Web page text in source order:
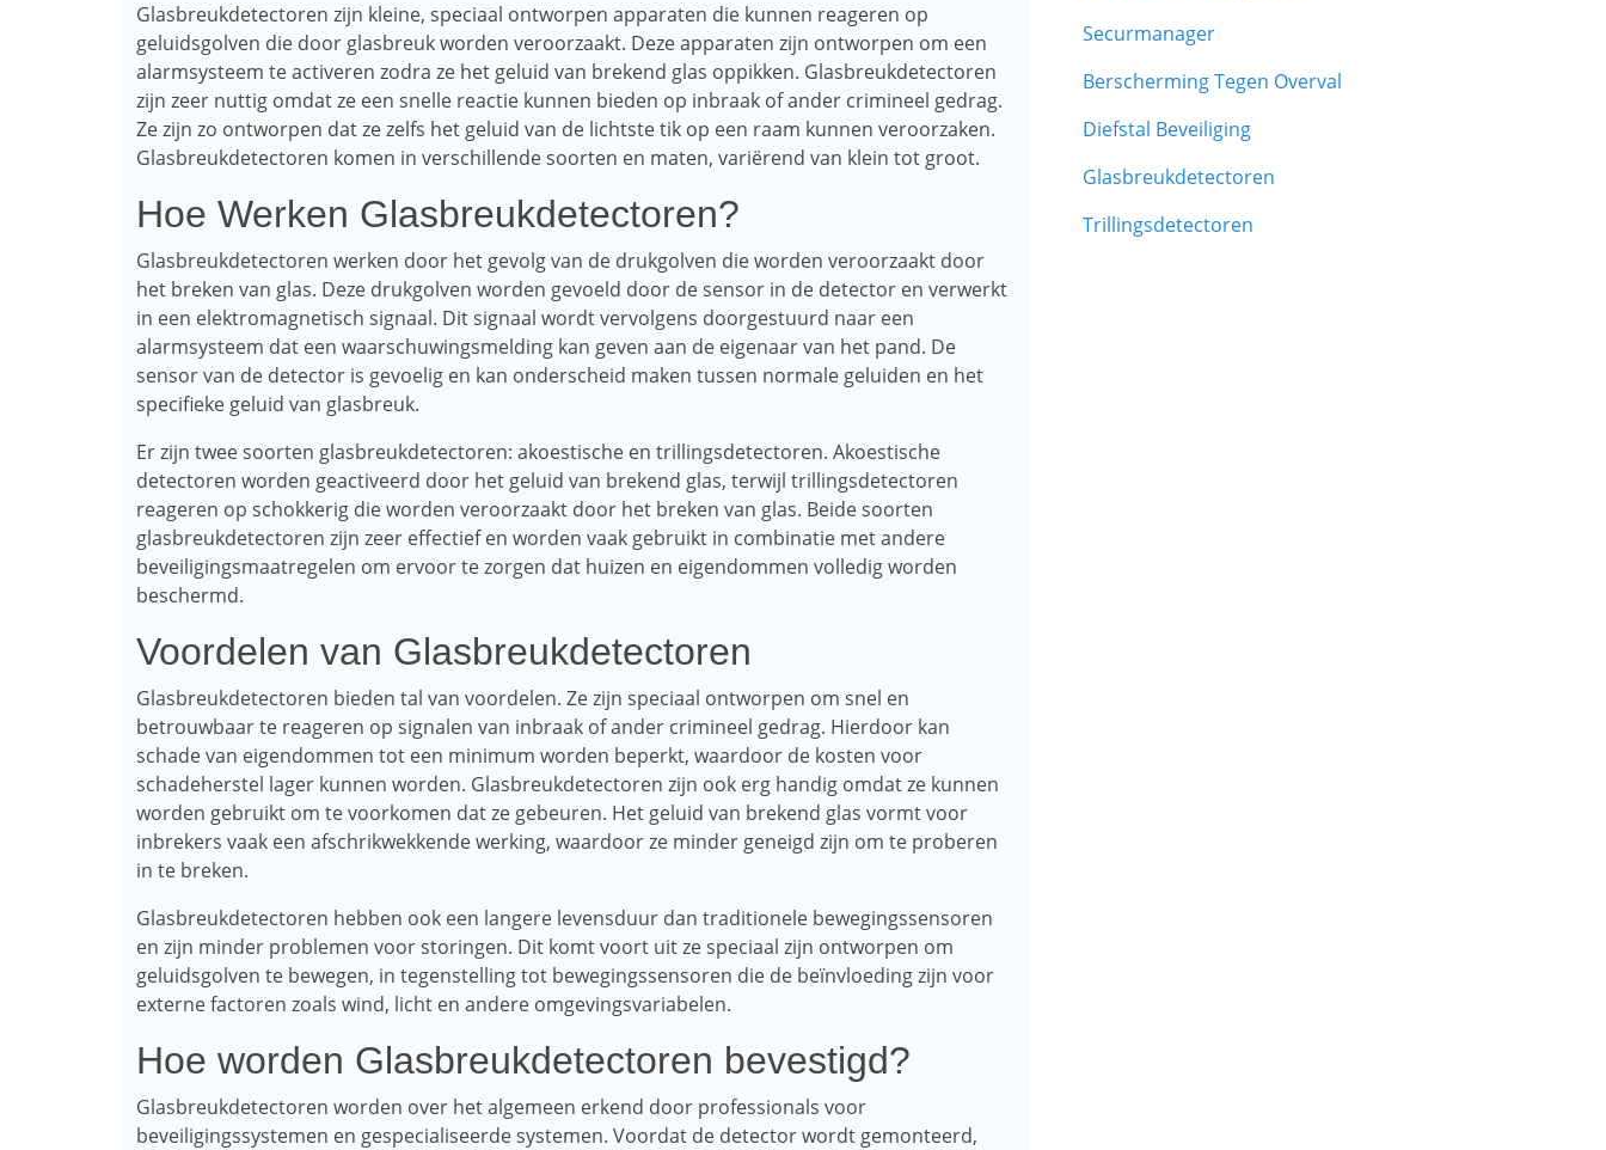
Glasbreukdetectoren zijn kleine, speciaal ontworpen apparaten die kunnen reageren op
geluidsgolven die door glasbreuk worden veroorzaakt. Deze apparaten zijn ontworpen om een ​​
alarmsysteem te activeren zodra ze het geluid van brekend glas oppikken. Glasbreukdetectoren
zijn zeer nuttig omdat ze een snelle reactie kunnen bieden op inbraak of ander crimineel gedrag.
Ze zijn zo ontworpen dat ze zelfs het geluid van de lichtste tik op een raam kunnen veroorzaken.
Glasbreukdetectoren komen in verschillende soorten en maten, variërend van klein tot groot.
Hoe Werken Glasbreukdetectoren?
Glasbreukdetectoren werken door het gevolg van de drukgolven die worden veroorzaakt door
het breken van glas. Deze drukgolven worden gevoeld door de sensor in de detector en verwerkt
in een elektromagnetisch signaal. Dit signaal wordt vervolgens doorgestuurd naar een
alarmsysteem dat een waarschuwingsmelding kan geven aan de eigenaar van het pand. De
sensor van de detector is gevoelig en kan onderscheid maken tussen normale geluiden en het
specifieke geluid van glasbreuk.
Er zijn twee soorten glasbreukdetectoren: akoestische en trillingsdetectoren. Akoestische
detectoren worden geactiveerd door het geluid van brekend glas, terwijl trillingsdetectoren
reageren op schokkerig die worden veroorzaakt door het breken van glas. Beide soorten
glasbreukdetectoren zijn zeer effectief en worden vaak gebruikt in combinatie met andere
beveiligingsmaatregelen om ervoor te zorgen dat huizen en eigendommen volledig worden
beschermd.
Voordelen van Glasbreukdetectoren
Glasbreukdetectoren bieden tal van voordelen. Ze zijn speciaal ontworpen om snel en
betrouwbaar te reageren op signalen van inbraak of ander crimineel gedrag. Hierdoor kan
schade van eigendommen tot een minimum worden beperkt, waardoor de kosten voor
schadeherstel lager kunnen worden. Glasbreukdetectoren zijn ook erg handig omdat ze kunnen
worden gebruikt om te voorkomen dat ze gebeuren. Het geluid van brekend glas vormt voor
inbrekers vaak een afschrikwekkende werking, waardoor ze minder geneigd zijn om te proberen
in te breken.
Glasbreukdetectoren hebben ook een langere levensduur dan traditionele bewegingssensoren
en zijn minder problemen voor storingen. Dit komt voort uit ze speciaal zijn ontworpen om
geluidsgolven te bewegen, in tegenstelling tot bewegingssensoren die de beïnvloeding zijn voor
externe factoren zoals wind, licht en andere omgevingsvariabelen.
Hoe worden Glasbreukdetectoren bevestigd?
Glasbreukdetectoren worden over het algemeen erkend door professionals voor
beveiligingssystemen en gespecialiseerde systemen. Voordat de detector wordt gemonteerd,
Securmanager
Berscherming Tegen Overval
Diefstal Beveiliging
Glasbreukdetectoren
Trillingsdetectoren